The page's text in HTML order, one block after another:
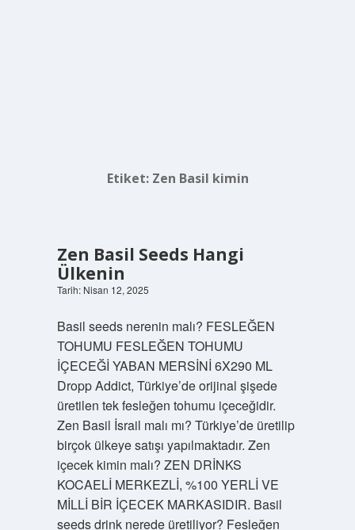
Etiket: Zen Basil kimin
Zen Basil Seeds Hangi
Ülkenin
Tarih: Nisan 12, 2025
Basil seeds nerenin malı? FESLEĞEN
TOHUMU FESLEĞEN TOHUMU
İÇECEĞİ YABAN MERSİNİ 6X290 ML
Dropp Addict, Türkiye’de orijinal şişede
üretilen tek fesleğen tohumu içeceğidir.
Zen Basil İsrail malı mı? Türkiye’de üretilip
birçok ülkeye satışı yapılmaktadır. Zen
içecek kimin malı? ZEN DRİNKS
KOCAELİ MERKEZLİ, %100 YERLİ VE
MİLLİ BİR İÇECEK MARKASIDIR. Basil
seeds drink nerede üretiliyor? Fesleğen